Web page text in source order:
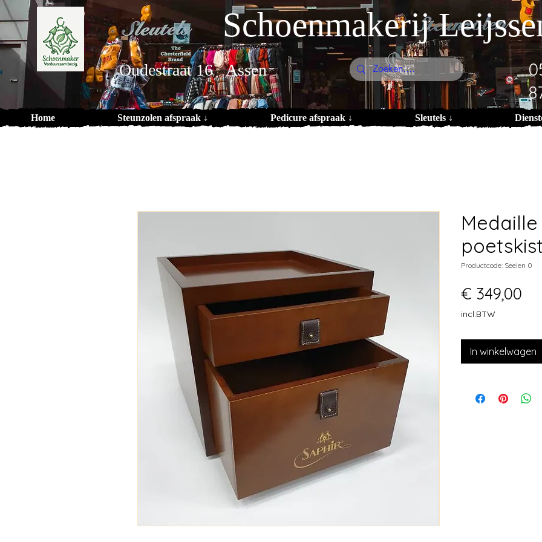
Schoenmakerij
Oudestraat 16 Assen
Home Steunzolen afspraak ↓ Pedicure afspraak ↓ Sleutels ↓
Productcode: Seelen 0
€ 349,00
incl.BTW
In winkelwagen